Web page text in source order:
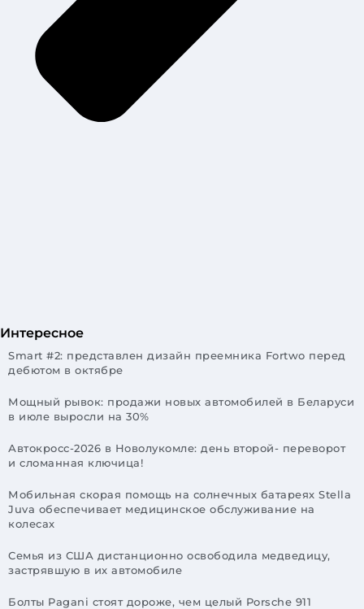
Интересное
Smart #2: представлен дизайн преемника Fortwo перед
дебютом в октябре
Мощный рывок: продажи новых автомобилей в Беларуси
в июле выросли на 30%
Автокросс-2026 в Новолукомле: день второй- переворот
и сломанная ключица!
Мобильная скорая помощь на солнечных батареях Stella
Juva обеспечивает медицинское обслуживание на
колесах
Семья из США дистанционно освободила медведицу,
застрявшую в их автомобиле
Болты Pagani стоят дороже, чем целый Porsche 911